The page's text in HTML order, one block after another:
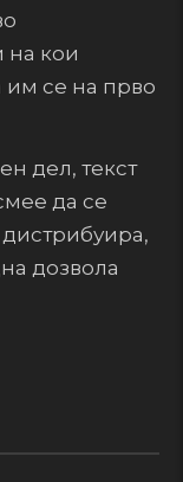
на кои
им се на прво
дел, текст
да се
дозвола